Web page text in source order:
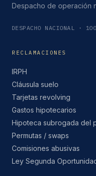
Despacho de operación
DESPACHO NACIONAL ·
RECLAMACIONES
IRPH
Cláusula suelo
Tarjetas revolving
Gastos hipotecarios
Hipoteca subrogada del
Permutas / swaps
Comisiones abusivas
Ley Segunda